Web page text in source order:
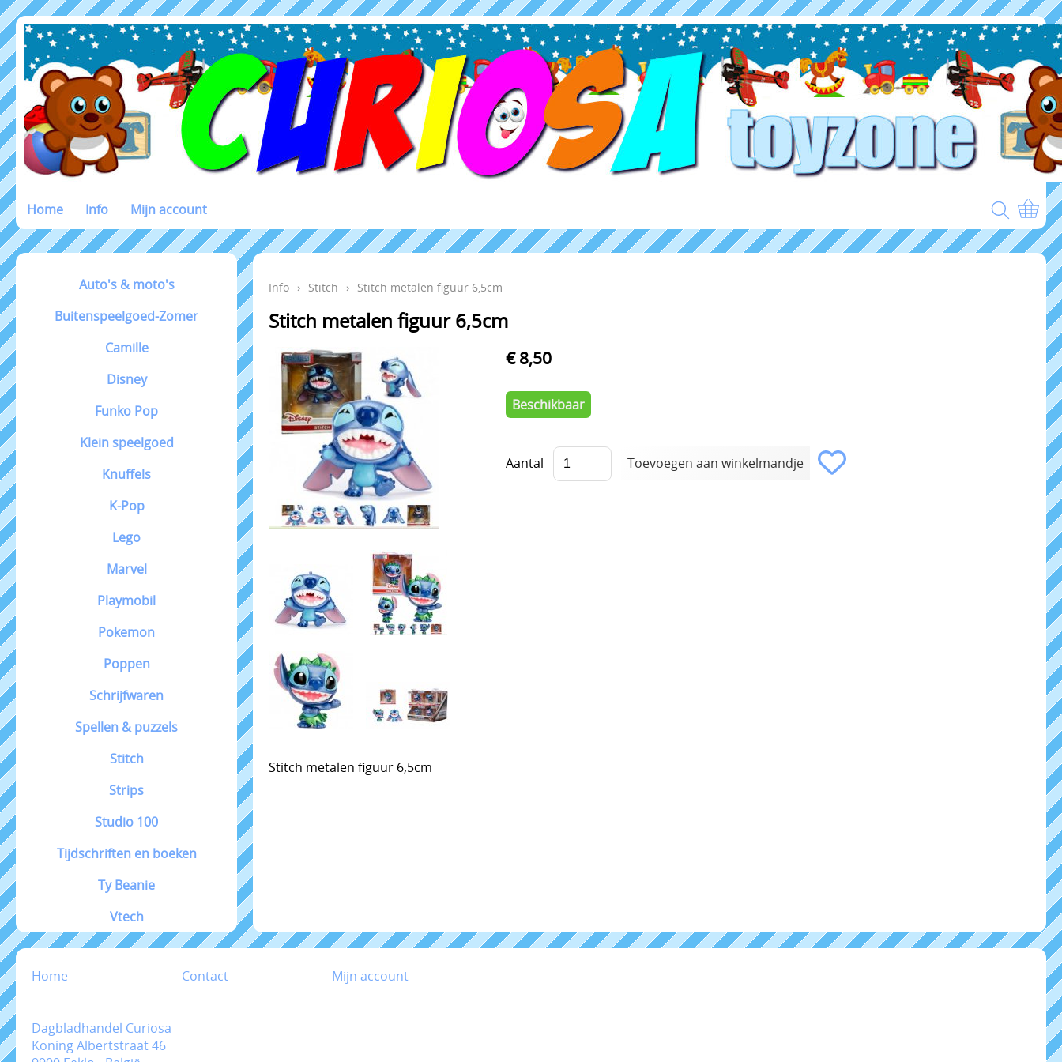
Home Info Mijn account
Auto's & moto's
Buitenspeelgoed-Zomer
Camille
Disney
Funko Pop
Klein speelgoed
Knuffels
K-Pop
Lego
Marvel
Playmobil
Pokemon
Poppen
Schrijfwaren
Spellen & puzzels
Stitch
Strips
Studio 100
Tijdschriften en boeken
Ty Beanie
Vtech
Info › Stitch › Stitch metalen figuur 6,5cm
Stitch metalen figuur 6,5cm
€ 8,50
Beschikbaar
Aantal
Stitch metalen figuur 6,5cm
Home Contact Mijn account
Dagbladhandel Curiosa
Koning Albertstraat 46